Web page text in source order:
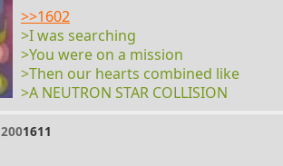
>>1602
>I was searching
>You were on a mission
>Then our hearts combined like
>A NEUTRON STAR COLLISION
2001611